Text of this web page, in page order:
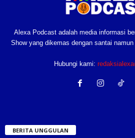
Alexa Podcast adalah media informasi
Show yang dikemas dengan santai
Hubungi kami:
BERITA UNGGULAN